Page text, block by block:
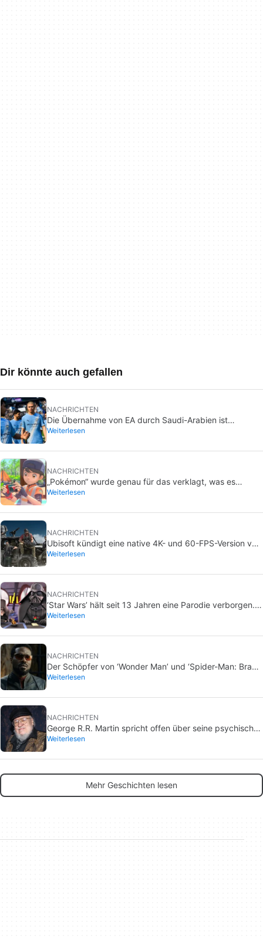
Dir könnte auch gefallen
NACHRICHTEN
Die Übernahme von EA durch Saudi-Arabien ist
abgeschlossen, und das sind schlechte Nachrichten für
Weiterlesen
NACHRICHTEN
„Pokémon“ wurde genau für das verklagt, was es
niemals wollen würde: Menschen ohne ihre Zustimmung
Weiterlesen
NACHRICHTEN
Ubisoft kündigt eine native 4K- und 60-FPS-Version von
Ghost Recon Wildlands mit einer unmittelbar
Weiterlesen
NACHRICHTEN
‘Star Wars’ hält seit 13 Jahren eine Parodie verborgen.
Jetzt wird es sie endlich ans Licht bringen … aber nur
Weiterlesen
NACHRICHTEN
Der Schöpfer von ‘Wonder Man’ und ‘Spider-Man: Brand
New Day’ versteht nicht, warum die Serie abrupt
Weiterlesen
NACHRICHTEN
George R.R. Martin spricht offen über seine psychische
Gesundheit und darüber, wie ihn die Respektlosigkeiten
hat
Weiterlesen
Mehr Geschichten lesen